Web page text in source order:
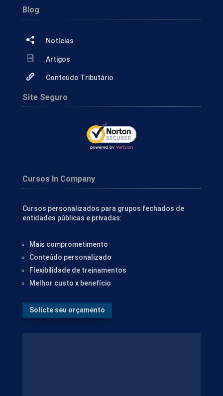
Blog
Notícias
Artigos
Conteúdo Tributário
Site Seguro
Cursos In Company
Cursos personalizados para grupos fechados de
entidades públicas e privadas:
Mais comprometimento
Conteúdo personalizado
Flexibilidade de treinamentos
Melhor custo x benefício
Solicte seu orçamento